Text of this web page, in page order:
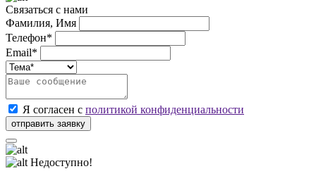
Связаться с нами
Фамилия, Имя
Телефон*
Email*
Я согласен с политикой конфиденциальности
Недоступно!